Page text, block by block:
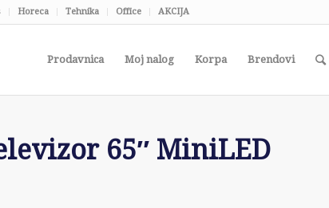
Horeca Tehnika Office AKCIJA
Prodavnica Moj nalog Korpa Brendovi
65″ MiniLED